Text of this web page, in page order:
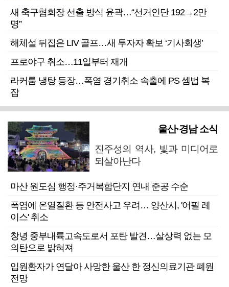
새 축구협회장 선출 방식 윤곽…“선거인단 192→2만
명”
해체설 뒤집은 LIV 골프…새 투자자 확보 ‘기사회생’
프로야구 취소…11일부터 재개
라커룸 냉탕 등장…폭염 경기취소 속출에 PS 셈법 복
잡
울산·경남 소식
진주성의 역사, 빛과 미디어로
되살아난다
마산 원도심 행정·주거복합단지 연내 준공 수순
폭염에 온열질환 등 안전사고 우려… 양산시, '어필 레
이스' 취소
창녕 중부내륙고속도로서 포탄 발견…살상력 없는 모
의탄으로 밝혀져
입원환자가 연달아 사망한 울산 한 정신의료기관 폐원
전망